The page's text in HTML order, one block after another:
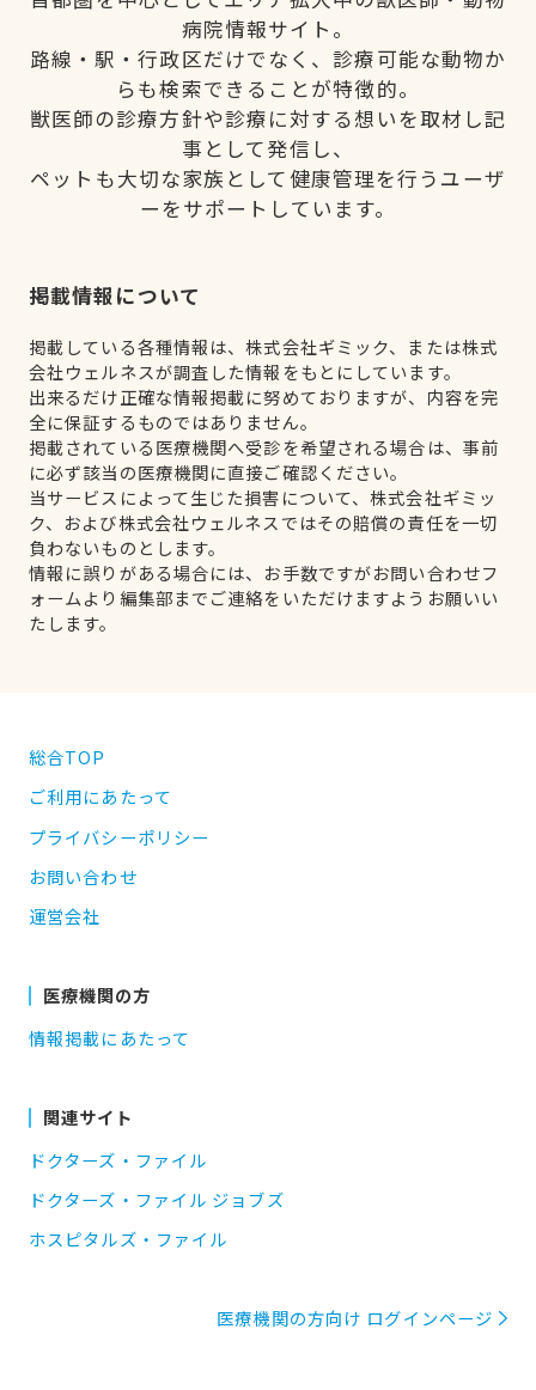
病院情報サイト。
路線・駅・行政区だけでなく、診療可能な動物か
らも検索できることが特徴的。
獣医師の診療方針や診療に対する想いを取材し記
事として発信し、
ペットも大切な家族として健康管理を行うユーザ
ーをサポートしています。
掲載情報について
掲載している各種情報は、株式会社ギミック、または株式
会社ウェルネスが調査した情報をもとにしています。
出来るだけ正確な情報掲載に努めておりますが、内容を完
全に保証するものではありません。
掲載されている医療機関へ受診を希望される場合は、事前
に必ず該当の医療機関に直接ご確認ください。
当サービスによって生じた損害について、株式会社ギミッ
ク、および株式会社ウェルネスではその賠償の責任を一切
負わないものとします。
情報に誤りがある場合には、お手数ですがお問い合わせフ
ォームより編集部までご連絡をいただけますようお願いい
たします。
総合TOP
ご利用にあたって
プライバシーポリシー
お問い合わせ
運営会社
医療機関の方
情報掲載にあたって
関連サイト
ドクターズ・ファイル
ドクターズ・ファイル ジョブズ
ホスピタルズ・ファイル
医療機関の方向け ログインページ